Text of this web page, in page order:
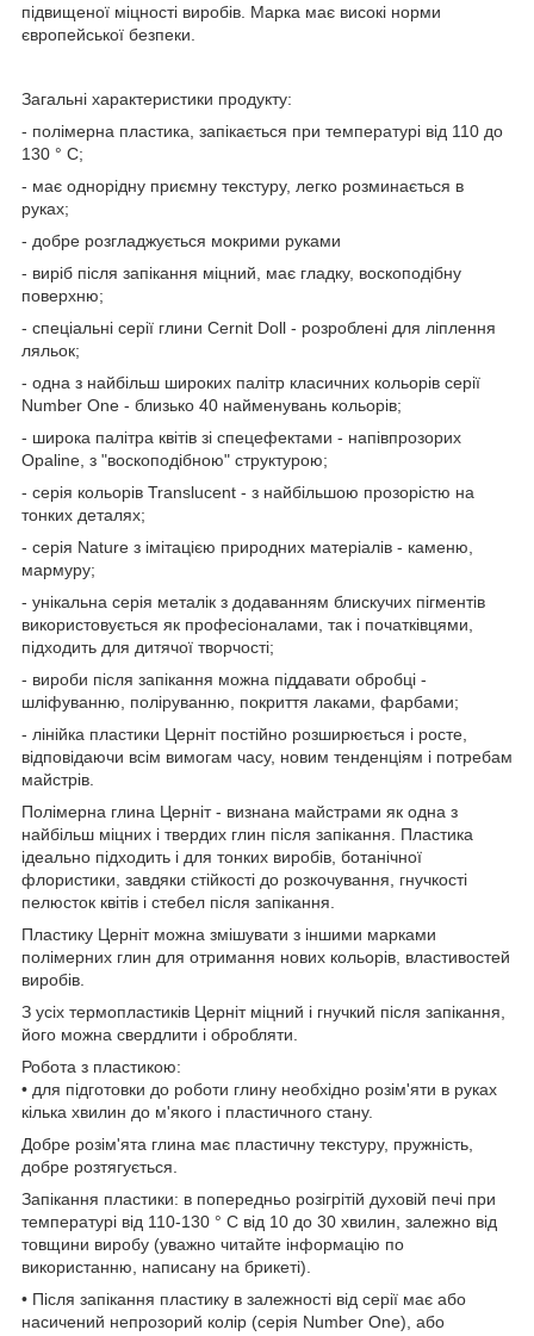
підвищеної міцності виробів. Марка має високі норми
європейської безпеки.
Загальні характеристики продукту:
- полімерна пластика, запікається при температурі від 110 до
130 ° С;
- має однорідну приємну текстуру, легко розминається в
руках;
- добре розгладжується мокрими руками
- виріб після запікання міцний, має гладку, воскоподібну
поверхню;
- спеціальні серії глини Cernit Doll - розроблені для ліплення
ляльок;
- одна з найбільш широких палітр класичних кольорів серії
Number One - близько 40 найменувань кольорів;
- широка палітра квітів зі спецефектами - напівпрозорих
Opaline, з "воскоподібною" структурою;
- серія кольорів Translucent - з найбільшою прозорістю на
тонких деталях;
- серія Nature з імітацією природних матеріалів - каменю,
мармуру;
- унікальна серія металік з додаванням блискучих пігментів
використовується як професіоналами, так і початківцями,
підходить для дитячої творчості;
- вироби після запікання можна піддавати обробці -
шліфуванню, поліруванню, покриття лаками, фарбами;
- лінійка пластики Церніт постійно розширюється і росте,
відповідаючи всім вимогам часу, новим тенденціям і потребам
майстрів.
Полімерна глина Церніт - визнана майстрами як одна з
найбільш міцних і твердих глин після запікання. Пластика
ідеально підходить і для тонких виробів, ботанічної
флористики, завдяки стійкості до розкочування, гнучкості
пелюсток квітів і стебел після запікання.
Пластику Церніт можна змішувати з іншими марками
полімерних глин для отримання нових кольорів, властивостей
виробів.
З усіх термопластиків Церніт міцний і гнучкий після запікання,
його можна свердлити і обробляти.
Робота з пластикою:
• для підготовки до роботи глину необхідно розім'яти в руках
кілька хвилин до м'якого і пластичного стану.
Добре розім'ята глина має пластичну текстуру, пружність,
добре розтягується.
Запікання пластики: в попередньо розігрітій духовій печі при
температурі від 110-130 ° C від 10 до 30 хвилин, залежно від
товщини виробу (уважно читайте інформацію по
використанню, написану на брикеті).
• Після запікання пластику в залежності від серії має або
насичений непрозорий колір (серія Number One), або